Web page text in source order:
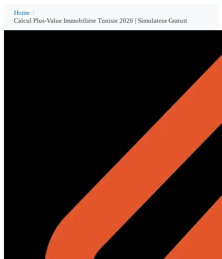
Home /
Calcul Plus-Value Immobilière Tunisie 2026 | Simulateur Gratuit